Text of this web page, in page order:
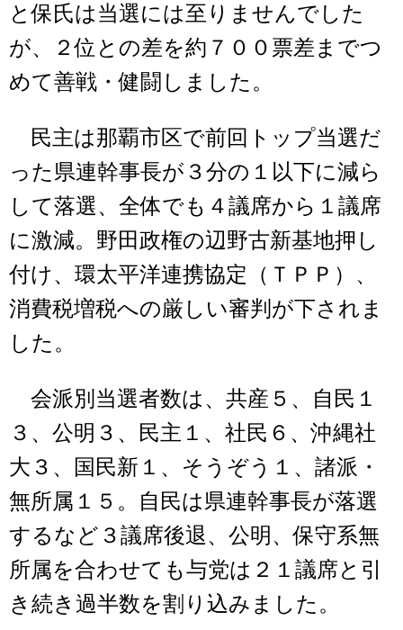
と保氏は当選には至りませんでした
が、２位との差を約７００票差までつ
めて善戦・健闘しました。
民主は那覇市区で前回トップ当選だ
った県連幹事長が３分の１以下に減ら
して落選、全体でも４議席から１議席
に激減。野田政権の辺野古新基地押し
付け、環太平洋連携協定（ＴＰＰ）、
消費税増税への厳しい審判が下されま
した。
会派別当選者数は、共産５、自民１
３、公明３、民主１、社民６、沖縄社
大３、国民新１、そうぞう１、諸派・
無所属１５。自民は県連幹事長が落選
するなど３議席後退、公明、保守系無
所属を合わせても与党は２１議席と引
き続き過半数を割り込みました。